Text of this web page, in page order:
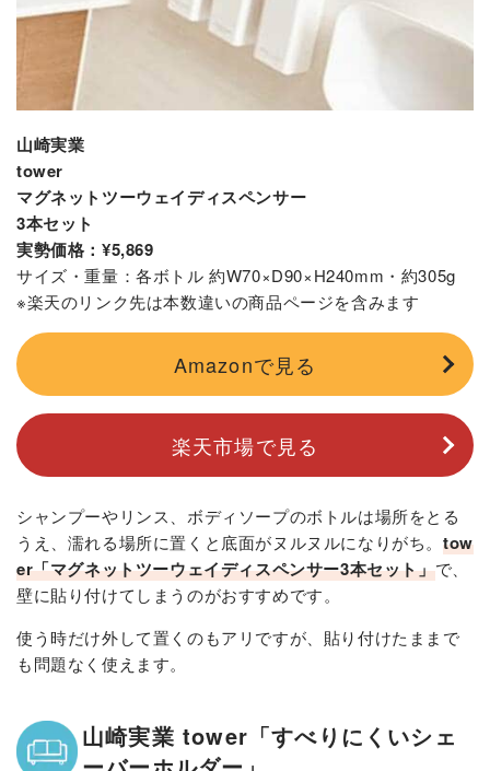
山崎実業
tower
マグネットツーウェイディスペンサー
3本セット
実勢価格：¥5,869
サイズ・重量：各ボトル 約W70×D90×H240mm・約305g
※楽天のリンク先は本数違いの商品ページを含みます
Amazonで見る
楽天市場で見る
シャンプーやリンス、ボディソープのボトルは場所をとる
うえ、濡れる場所に置くと底面がヌルヌルになりがち。 tow
er「マグネットツーウェイディスペンサー3本セット」で、
壁に貼り付けてしまうのがおすすめです。
使う時だけ外して置くのもアリですが、貼り付けたままで
も問題なく使えます。
山崎実業 tower「すべりにくいシェ